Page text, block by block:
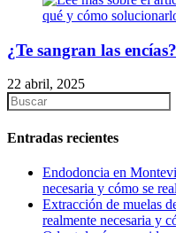
¿Te sangran las
22 abril, 2025
Entradas recientes
Endodoncia en
necesaria y cómo se
Extracción de muelas
realmente necesaria y